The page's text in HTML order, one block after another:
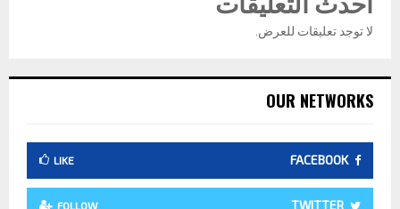
لا توجد تعليقات للعرض.
OUR NETWORKS
FACEBOOK
LIKE
TWITTER
FOLLOW